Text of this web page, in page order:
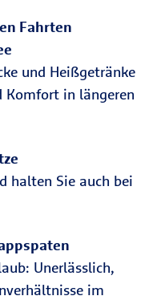
Fahrten
und Heißgetränke
Komfort in längeren
halten Sie auch bei
Unerlässlich,
im